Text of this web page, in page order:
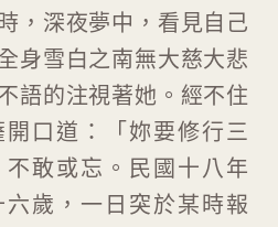
，深夜夢中，看見自己
身雪白之南無大慈大悲
語的注視著她。經不住
口道：「妳要修行三
敢或忘。民國十八年
六歲，一日突於某時報